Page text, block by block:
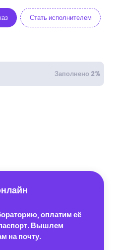
Стать исполнителем
Заполнено 2%
оплатим её
Вышлем
на почту.